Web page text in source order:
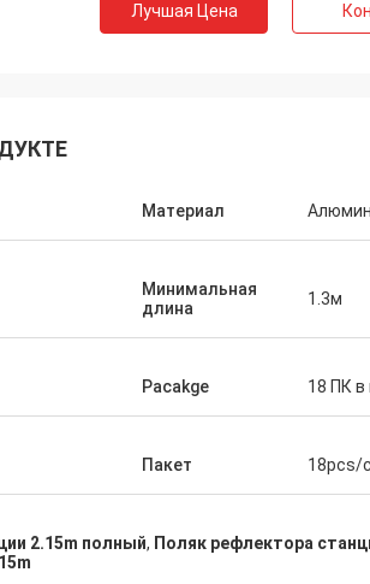
Лучшая Цена
Материал
Минимальная
длина
1.3м
Pacakge 18 ПК в
Пакет 18pcs/
2.15m полный, Поляк рефлектора